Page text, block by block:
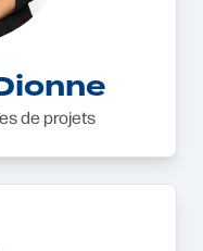
de projets